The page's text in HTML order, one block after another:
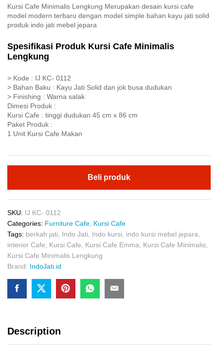
Kursi Cafe Minimalis Lengkung Merupakan desain kursi cafe
model modern terbaru dengan model simple bahan kayu jati solid
produk indo jati mebel jepara
Spesifikasi Produk Kursi Cafe Minimalis
Lengkung
> Kode : IJ KC- 0112
> Bahan Baku : Kayu Jati Solid dan jok busa dudukan
> Finishing : Warna salak
Dimesi Produk :
Kursi Cafe : tinggi dudukan 45 cm x 86 cm
Paket Produk :
1 Unit Kursi Cafe Makan
Beli produk
SKU: IJ KC- 0112
Categories: Furniture Cafe Kursi Cafe
Tags: berkah jati Indo Jati Indo kursi indo kursi mebel jepara
interior Cafe
Kursi Cafe Kursi Cafe Emma Kursi Cafe Minimalis
Kursi Cafe Minimalis Lengkung
Brand: IndoJati.id
Description